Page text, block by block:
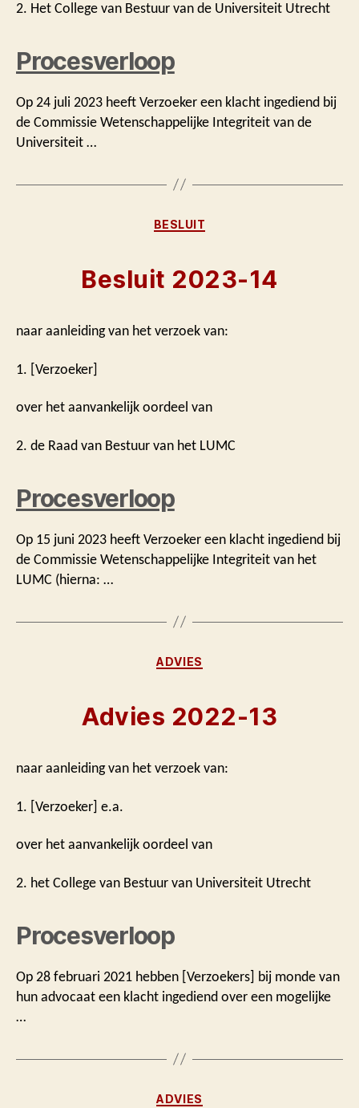
2. Het College van Bestuur van de Universiteit Utrecht
Procesverloop
Op 24 juli 2023 heeft Verzoeker een klacht ingediend bij
de Commissie Wetenschappelijke Integriteit van de
Universiteit …
Categorieën
BESLUIT
Besluit 2023-14
naar aanleiding van het verzoek van:
1. [Verzoeker]
over het aanvankelijk oordeel van
2. de Raad van Bestuur van het LUMC
Procesverloop
Op 15 juni 2023 heeft Verzoeker een klacht ingediend bij
de Commissie Wetenschappelijke Integriteit van het
LUMC (hierna: …
Categorieën
ADVIES
Advies 2022-13
naar aanleiding van het verzoek van:
1. [Verzoeker] e.a.
over het aanvankelijk oordeel van
2. het College van Bestuur van Universiteit Utrecht
Procesverloop
Op 28 februari 2021 hebben [Verzoekers] bij monde van
hun advocaat een klacht ingediend over een mogelijke
…
Categorieën
ADVIES